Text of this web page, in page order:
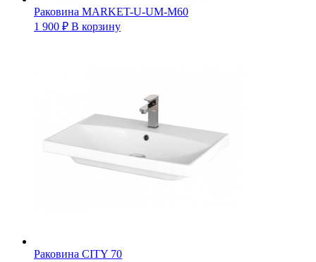
Раковина MARKET-U-UM-M60
1 900 ₽ В корзину
Раковина CITY 70